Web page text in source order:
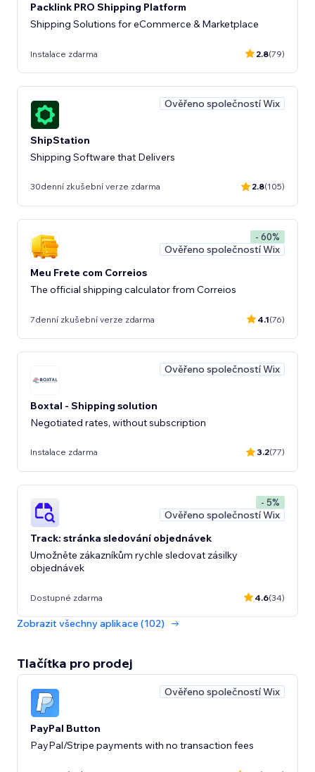
Packlink PRO Shipping Platform
Shipping Solutions for eCommerce & Marketplace
Instalace zdarma 2.8(79)
Ověřeno společností Wix
ShipStation
Shipping Software that Delivers
30denní zkušební verze zdarma 2.8(105)
- 60%
Ověřeno společností Wix
Meu Frete com Correios
The official shipping calculator from Correios
7denní zkušební verze zdarma 4.1(76)
Ověřeno společností Wix
Boxtal - Shipping solution
Negotiated rates, without subscription
Instalace zdarma 3.2(77)
- 5%
Ověřeno společností Wix
Track: stránka sledování objednávek
Umožněte zákazníkům rychle sledovat zásilky
objednávek
Dostupné zdarma 4.6(34)
Zobrazit všechny aplikace (102)
Tlačítka pro prodej
Ověřeno společností Wix
PayPal Button
PayPal/Stripe payments with no transaction fees